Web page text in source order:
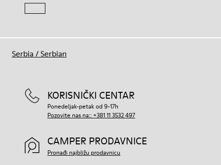
KORISNIČKI CENTAR
Ponedeljak-petak od 9-17h
Pozovite nas na:: +381 11 3532 497
CAMPER PRODAVNICE
Pronađi najbližu prodavnicu
Serbia /Serbian